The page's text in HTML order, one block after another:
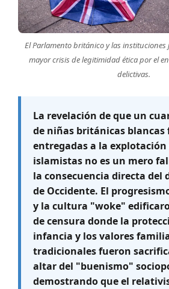
El Parlamento británico y las
mayor crisis de legitimidad ética por el
delictivas.
La revelación de que un
de niñas británicas blancas
entregadas a la explotación
islamistas no es un mero
la consecuencia directa del
de Occidente. El
y la cultura "woke"
de censura donde la
infancia y los valores
tradicionales fueron
altar del "buenismo"
demostrando que el